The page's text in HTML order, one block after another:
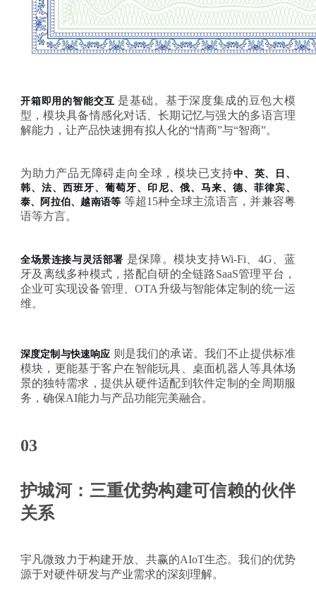
开箱即用的智能交互 是基础。基于深度集成的豆包大模
型，模块具备情感化对话、长期记忆与强大的多语言理
解能力，让产品快速拥有拟人化的“情商”与“智商”。
为助力产品无障碍走向全球，模块已支持中、英、日、
韩、法、西班牙、葡萄牙、印尼、俄、马来、德、菲律宾、
泰、阿拉伯、越南语等 等超15种全球主流语言，并兼容粤
语等方言。
全场景连接与灵活部署 是保障。模块支持Wi-Fi、4G、蓝
牙及离线多种模式，搭配自研的全链路SaaS管理平台，
企业可实现设备管理、OTA升级与智能体定制的统一运
维。
深度定制与快速响应 则是我们的承诺。我们不止提供标准
模块，更能基于客户在智能玩具、桌面机器人等具体场
景的独特需求，提供从硬件适配到软件定制的全周期服
务，确保AI能力与产品功能完美融合。
03
护城河：三重优势构建可信赖的伙伴
关系
宇凡微致力于构建开放、共赢的AIoT生态。我们的优势
源于对硬件研发与产业需求的深刻理解。